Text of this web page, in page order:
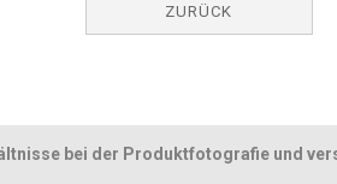
ZURÜCK
bei der Produktfotografie und